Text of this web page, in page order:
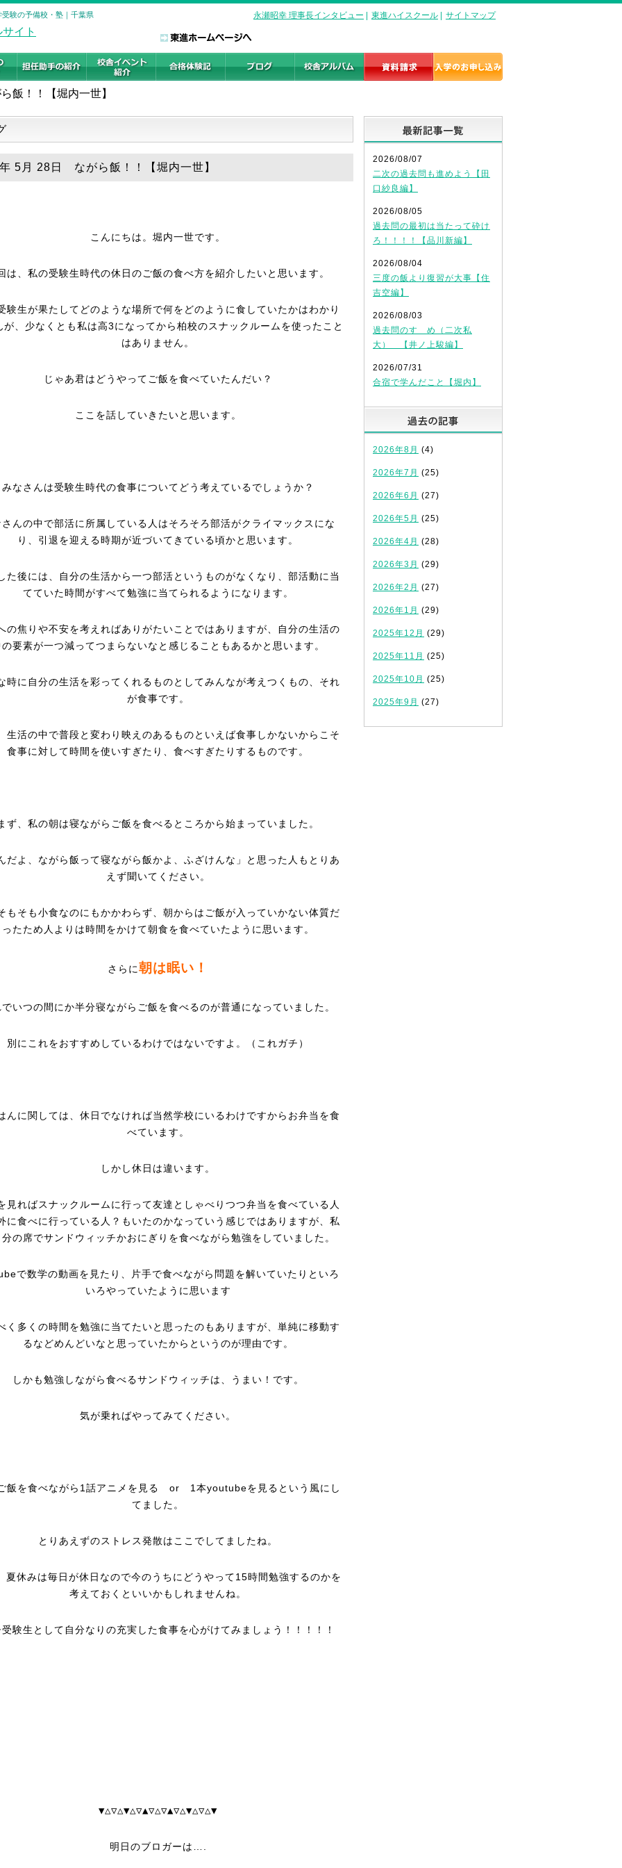
験の予備校・塾｜千葉県 永瀬昭幸 理事長インタビュー 東進ハイスクール サイトマップ
飯！！【堀内一世】
5月 28日 ながら飯！！【堀内一世】
こんにちは。堀内一世です。
は、私の受験生時代の休日のご飯の食べ方を紹介したいと思います。
験生が果たしてどのような場所で何をどのように食していたかはわかり
が、少なくとも私は高3になってから柏校のスナックルームを使ったこと
はありません。
じゃあ君はどうやってご飯を食べていたんだい？
ここを話していきたいと思います。
みなさんは受験生時代の食事についてどう考えているでしょうか？
んの中で部活に所属している人はそろそろ部活がクライマックスにな
り、引退を迎える時期が近づいてきている頃かと思います。
た後には、自分の生活から一つ部活というものがなくなり、部活動に当
てていた時間がすべて勉強に当てられるようになります。
の焦りや不安を考えればありがたいことではありますが、自分の生活の
要素が一つ減ってつまらないなと感じることもあるかと思います。
時に自分の生活を彩ってくれるものとしてみんなが考えつくもの、それ
が食事です。
生活の中で普段と変わり映えのあるものといえば食事しかないからこそ
食事に対して時間を使いすぎたり、食べすぎたりするものです。
ず、私の朝は寝ながらご飯を食べるところから始まっていました。
だよ、ながら飯って寝ながら飯かよ、ふざけんな」と思った人もとりあ
えず聞いてください。
もそも小食なのにもかかわらず、朝からはご飯が入っていかない体質だ
ったため人よりは時間をかけて朝食を食べていたように思います。
さらに朝は眠い！
いつの間にか半分寝ながらご飯を食べるのが普通になっていました。
別にこれをおすすめしているわけではないですよ。（これガチ）
んに関しては、休日でなければ当然学校にいるわけですからお弁当を食
べています。
しかし休日は違います。
見ればスナックルームに行って友達としゃべりつつ弁当を食べている人
に食べに行っている人？もいたのかなっていう感じではありますが、私
の席でサンドウィッチかおにぎりを食べながら勉強をしていました。
で数学の動画を見たり、片手で食べながら問題を解いていたりといろ
いろやっていたように思います
く多くの時間を勉強に当てたいと思ったのもありますが、単純に移動す
るなどめんどいなと思っていたからというのが理由です。
しかも勉強しながら食べるサンドウィッチは、うまい！です。
気が乗ればやってみてください。
飯を食べながら1話アニメを見る or 1本youtubeを見るという風にし
てました。
とりあえずのストレス発散はここでしてましたね。
夏休みは毎日が休日なので今のうちにどうやって15時間勉強するのかを
考えておくといいかもしれませんね。
験生として自分なりの充実した食事を心がけてみましょう！！！！！
▼△▽△▼△▽▲▽△▽▲▽△▼△▽△▼
明日のブロガーは….
2026/08/07
二次の過去問も進めよう【田
口紗良編】
2026/08/05
過去問の最初は当たって砕け
ろ！！！！【品川新編】
2026/08/04
三度の飯より復習が大事【住
吉空編】
2026/08/03
過去問のすゝめ（二次私
大） 【井ノ上駿編】
2026/07/31
合宿で学んだこと【堀内】
2026年8月 (4)
2026年7月 (25)
2026年6月 (27)
2026年5月 (25)
2026年4月 (28)
2026年3月 (29)
2026年2月 (27)
2026年1月 (29)
2025年12月 (29)
2025年11月 (25)
2025年10月 (25)
2025年9月 (27)